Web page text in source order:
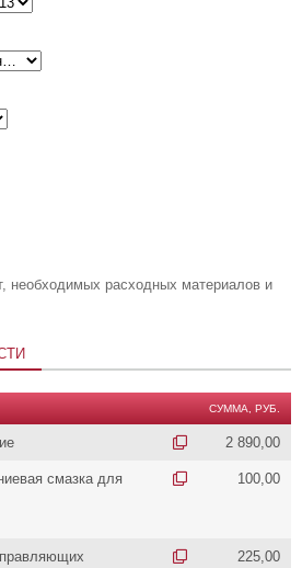
необходимых расходных материалов и
СУММА, РУБ.
2 890,00
смазка для
100,00
225,00